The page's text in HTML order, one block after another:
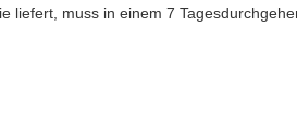
muss in einem 7